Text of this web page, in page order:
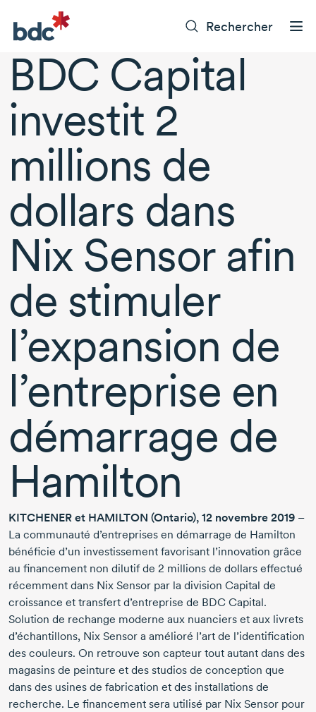
Rechercher
BDC Capital
investit 2
millions de
dollars dans
Nix Sensor afin
de stimuler
l’expansion de
l’entreprise en
démarrage de
Hamilton
KITCHENER et HAMILTON (Ontario), 12 novembre 2019 –
La communauté d’entreprises en démarrage de Hamilton
bénéficie d’un investissement favorisant l’innovation grâce
au financement non dilutif de 2 millions de dollars effectué
récemment dans Nix Sensor par la division Capital de
croissance et transfert d’entreprise de BDC Capital.
Solution de rechange moderne aux nuanciers et aux livrets
d’échantillons, Nix Sensor a amélioré l’art de l’identification
des couleurs. On retrouve son capteur tout autant dans des
magasins de peinture et des studios de conception que
dans des usines de fabrication et des installations de
recherche. Le financement sera utilisé par Nix Sensor pour